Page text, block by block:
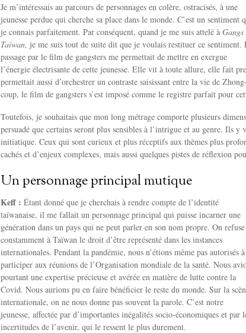
Je m’intéressais au parcours de personnages en colère, ostracisés, à une
jeunesse perdue qui cherche sa place dans le monde. C’est un sentiment
je connais parfaitement. Par conséquent, quand je me suis attelé à
Taïwan, je me suis tout de suite dit que je voulais restituer ce sentiment.
passage par le film de gangsters me permettait de mettre en exergue
l’énergie électrisante de cette jeunesse. Elle vit à toute allure, elle fait
permettait aussi d’orchestrer un contraste saisissant entre la vie de
coup, le film de gangsters s’est imposé comme le registre parfait pour
Toutefois, je souhaitais que mon long métrage comporte plusieurs
persuadé que certains seront plus sensibles à l’intrigue et au genre. Ils
initiatique. Ceux qui sont curieux et plus réceptifs aux thèmes plus
cachés et d’enjeux complexes, mais aussi quelques pistes de réflexion
Un personnage principal mutique
Keff : Étant donné que je cherchais à rendre compte de l’identité
taïwanaise, il me fallait un personnage principal qui puisse incarner une
génération dans un pays qui ne peut parler en son nom propre. On refuse
constamment à Taïwan le droit d’être représenté dans les instances
internationales. Pendant la pandémie, nous n’étions même pas autorisés à
participer aux réunions de l’Organisation mondiale de la santé. Nous
pourtant une expertise précieuse et avérée en matière de lutte contre la
Covid. Nous aurions pu en faire bénéficier le reste du monde. Sur la
internationale, on ne nous donne pas souvent la parole. C’est notre
jeunesse, affectée par d’importantes inégalités socio-économiques et par
incertitudes de l’avenir, qui le ressent le plus durement.